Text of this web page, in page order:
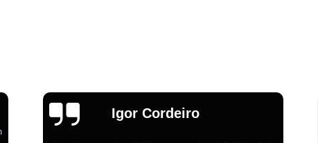
Estamparia Digital de
Estamparia Digital em Tecido
Emília